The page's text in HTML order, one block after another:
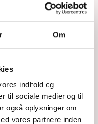
Om
indhold og
til sociale medier og til
også oplysninger om
vores partnere inden
alzheimers
Høstrup har sammen
Kristian Juul-Madsen